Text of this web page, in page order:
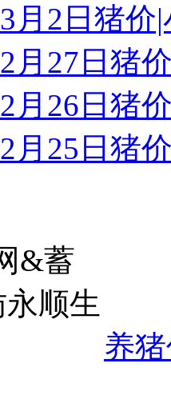
3月2日猪价
2月27日猪
2月26日猪
2月25日猪
养